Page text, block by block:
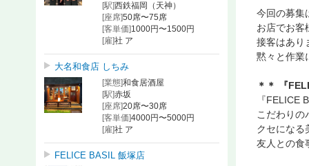
[駅]西鉄福岡（天神）
[座席]50席〜75席
[客単価]1000円〜1500円
[雇]社 ア
大名和食店 しちみ
[業態]和食居酒屋
[駅]赤坂
[座席]20席〜30席
[客単価]4000円〜5000円
[雇]社 ア
FELICE BASIL 飯塚店
今回の募集
お店でお客
接客はあり
黙々と作業
＊＊ 『
『FELICE
こだわりの
クセになる
友人との食